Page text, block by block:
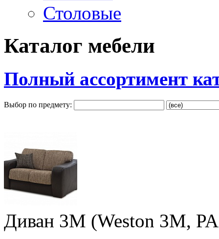
Столовые
Каталог мебели
Полный ассортимент
Выбор по предмету:
Диван 3M (Weston 3M,